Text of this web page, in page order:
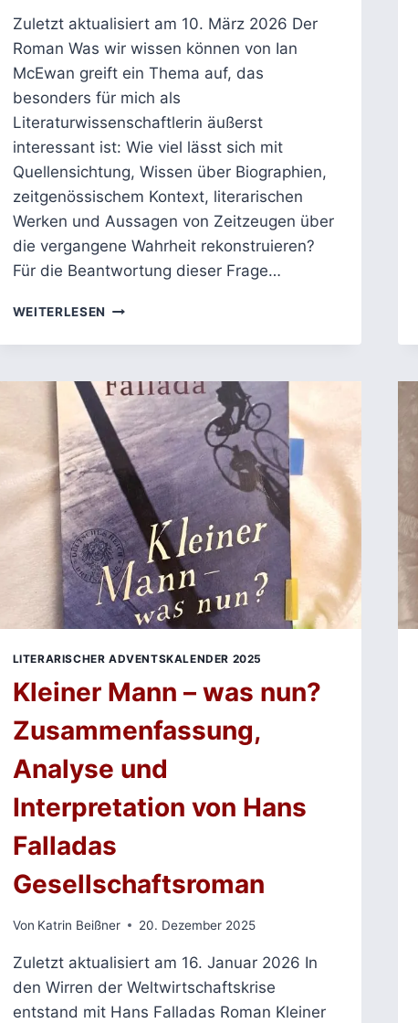
Zuletzt aktualisiert am 10. März 2026 Der
Roman Was wir wissen können von Ian
McEwan greift ein Thema auf, das
besonders für mich als
Literaturwissenschaftlerin äußerst
interessant ist: Wie viel lässt sich mit
Quellensichtung, Wissen über Biographien,
zeitgenössischem Kontext, literarischen
Werken und Aussagen von Zeitzeugen über
die vergangene Wahrheit rekonstruieren?
Für die Beantwortung dieser Frage…
WEITERLESEN GRENZEN
ERKENNTNIS:
WIR
WISSEN
KÖNNEN ALS
LITERARISCHE
REFLEXION
ÜBER
WAHRHEIT
UND
ÜBERLIEFERUNG
LITERARISCHER ADVENTSKALENDER 2025
Kleiner Mann – was nun?
Zusammenfassung,
Analyse und
Interpretation von Hans
Falladas
Gesellschaftsroman
Von Katrin Beißner 20. Dezember 2025
Zuletzt aktualisiert am 16. Januar 2026 In
den Wirren der Weltwirtschaftskrise
entstand mit Hans Falladas Roman Kleiner